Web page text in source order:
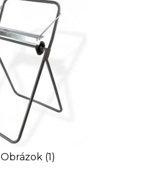
Obrázok (1)